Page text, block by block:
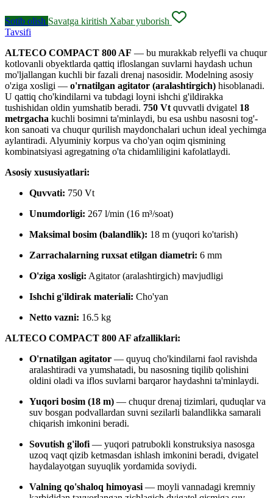
Sotib olish Savatga kiritish Xabar yuborish
Tavsifi
ALTECO COMPACT 800 AF — bu murakkab relyefli va chuqur
kotlovanli obyektlarda qattiq ifloslangan suvlarni haydash uchun
mo'ljallangan kuchli bir fazali drenaj nasosidir. Modelning asosiy
o'ziga xosligi — o'rnatilgan agitator (aralashtirgich) hisoblanadi.
U qattiq cho'kindilarni va tubdagi loyni ishchi g'ildirakka
tushishidan oldin yumshatib beradi. 750 Vt quvvatli dvigatel 18
metrgacha kuchli bosimni ta'minlaydi, bu esa ushbu nasosni tog'-
kon sanoati va chuqur qurilish maydonchalari uchun ideal yechimga
aylantiradi. Alyuminiy korpus va cho'yan oqim qismining
kombinatsiyasi agregatning o'ta chidamliligini kafolatlaydi.
Asosiy xususiyatlari:
Quvvati: 750 Vt
Unumdorligi: 267 l/min (16 m³/soat)
Maksimal bosim (balandlik): 18 m (yuqori ko'tarish)
Zarrachalarning ruxsat etilgan diametri: 6 mm
O'ziga xosligi: Agitator (aralashtirgich) mavjudligi
Ishchi g'ildirak materiali: Cho'yan
Netto vazni: 16.5 kg
ALTECO COMPACT 800 AF afzalliklari:
O'rnatilgan agitator — quyuq cho'kindilarni faol ravishda
aralashtiradi va yumshatadi, bu nasosning tiqilib qolishini
oldini oladi va iflos suvlarni barqaror haydashni ta'minlaydi.
Yuqori bosim (18 m) — chuqur drenaj tizimlari, quduqlar va
suv bosgan podvallardan suvni sezilarli balandlikka samarali
chiqarish imkonini beradi.
Sovutish g'ilofi — yuqori patrubokli konstruksiya nasosga
uzoq vaqt qizib ketmasdan ishlash imkonini beradi, dvigatel
haydalayotgan suyuqlik yordamida soviydi.
Valning qo'shaloq himoyasi — moyli vannadagi kremniy